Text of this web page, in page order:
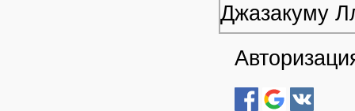
Джазакуму